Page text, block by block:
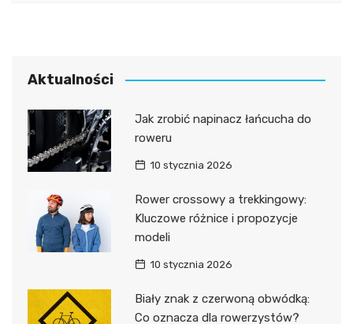
Aktualności
Jak zrobić napinacz łańcucha do
roweru
10 stycznia 2026
Rower crossowy a trekkingowy:
Kluczowe różnice i propozycje
modeli
10 stycznia 2026
Biały znak z czerwoną obwódką:
Co oznacza dla rowerzystów?